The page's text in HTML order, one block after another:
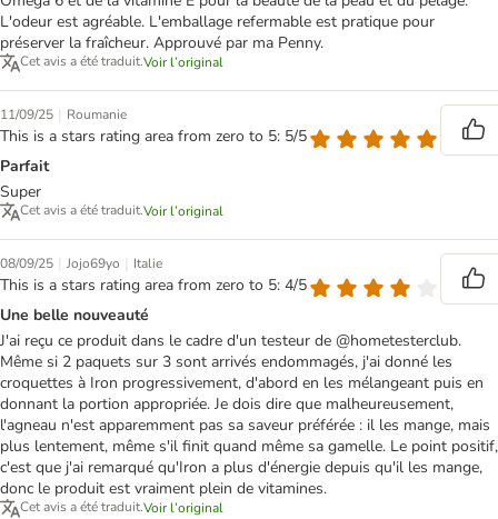
L'odeur est agréable. L'emballage refermable est pratique pour
préserver la fraîcheur. Approuvé par ma Penny.
Cet avis a été traduit.Voir l’original
11/09/25 | Roumanie
This is a stars rating area from zero to 5: 5/5
Parfait
Super
Cet avis a été traduit.Voir l’original
08/09/25 | Jojo69yo | Italie
This is a stars rating area from zero to 5: 4/5
Une belle nouveauté
J'ai reçu ce produit dans le cadre d'un testeur de @hometesterclub.
Même si 2 paquets sur 3 sont arrivés endommagés, j'ai donné les
croquettes à Iron progressivement, d'abord en les mélangeant puis en
donnant la portion appropriée. Je dois dire que malheureusement,
l'agneau n'est apparemment pas sa saveur préférée : il les mange, mais
plus lentement, même s'il finit quand même sa gamelle. Le point positif,
c'est que j'ai remarqué qu'Iron a plus d'énergie depuis qu'il les mange,
donc le produit est vraiment plein de vitamines.
Cet avis a été traduit.Voir l’original